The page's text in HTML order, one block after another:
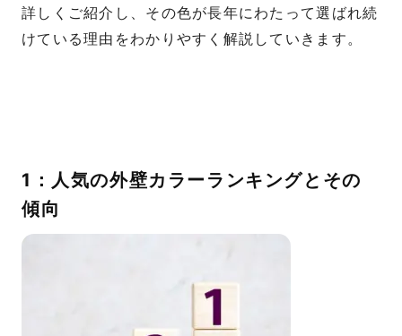
詳しくご紹介し、その色が長年にわたって選ばれ続
けている理由をわかりやすく解説していきます。
1：人気の外壁カラーランキングとその
傾向